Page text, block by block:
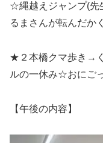
☆縄越えジャンプ(
るまさんが転んだか
★２本橋クマ歩き→
ルの一休み☆おにご
【午後の内容】